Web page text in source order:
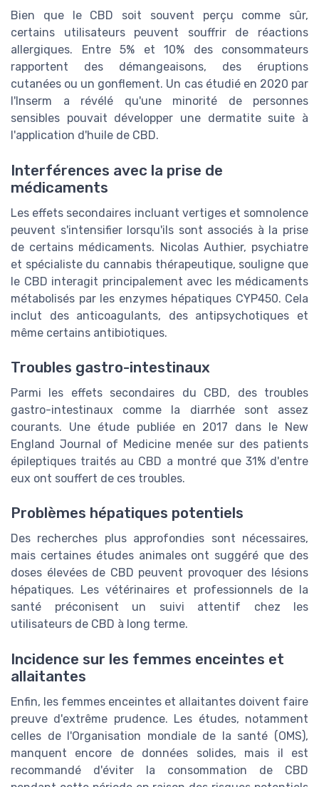
Bien que le CBD soit souvent perçu comme sûr,
certains utilisateurs peuvent souffrir de réactions
allergiques. Entre 5% et 10% des consommateurs
rapportent des démangeaisons, des éruptions
cutanées ou un gonflement. Un cas étudié en 2020 par
l'Inserm a révélé qu'une minorité de personnes
sensibles pouvait développer une dermatite suite à
l'application d'huile de CBD.
Interférences avec la prise de
médicaments
Les effets secondaires incluant vertiges et somnolence
peuvent s'intensifier lorsqu'ils sont associés à la prise
de certains médicaments. Nicolas Authier, psychiatre
et spécialiste du cannabis thérapeutique, souligne que
le CBD interagit principalement avec les médicaments
métabolisés par les enzymes hépatiques CYP450. Cela
inclut des anticoagulants, des antipsychotiques et
même certains antibiotiques.
Troubles gastro-intestinaux
Parmi les effets secondaires du CBD, des troubles
gastro-intestinaux comme la diarrhée sont assez
courants. Une étude publiée en 2017 dans le New
England Journal of Medicine menée sur des patients
épileptiques traités au CBD a montré que 31% d'entre
eux ont souffert de ces troubles.
Problèmes hépatiques potentiels
Des recherches plus approfondies sont nécessaires,
mais certaines études animales ont suggéré que des
doses élevées de CBD peuvent provoquer des lésions
hépatiques. Les vétérinaires et professionnels de la
santé préconisent un suivi attentif chez les
utilisateurs de CBD à long terme.
Incidence sur les femmes enceintes et
allaitantes
Enfin, les femmes enceintes et allaitantes doivent faire
preuve d'extrême prudence. Les études, notamment
celles de l'Organisation mondiale de la santé (OMS),
manquent encore de données solides, mais il est
recommandé d'éviter la consommation de CBD